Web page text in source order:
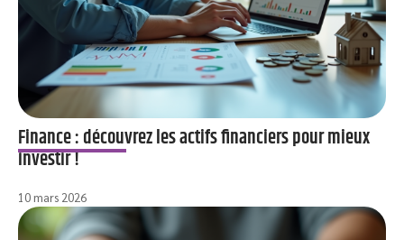
Finance : découvrez les actifs financiers pour mieux
investir !
10 mars 2026